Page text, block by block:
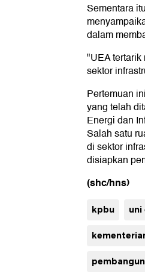
Sementara
dalam
"UEA
sektor
Pertemuan
yang telah
Energi dan
Salah satu
di sektor
disiapkan
(shc/hns)
kpbu uni